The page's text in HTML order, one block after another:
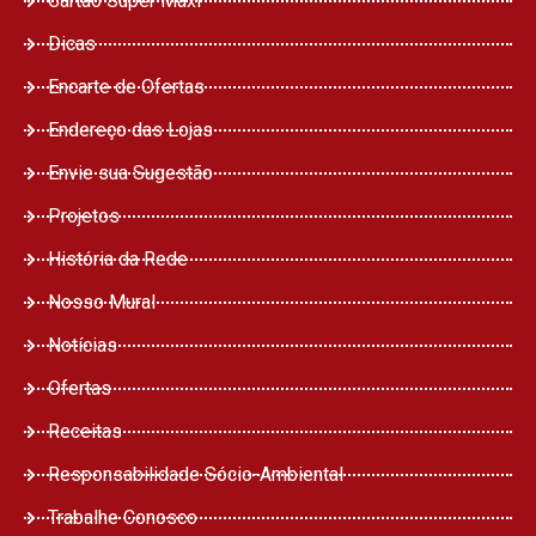
Dicas
Encarte de Ofertas
Endereço das Lojas
Envie sua Sugestão
Projetos
História da Rede
Nosso Mural
Notícias
Ofertas
Receitas
Responsabilidade Sócio-Ambiental
Trabalhe Conosco